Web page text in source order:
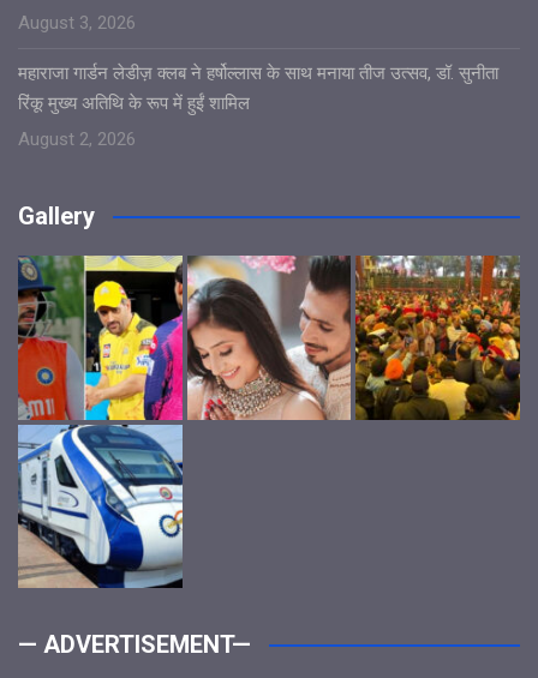
August 3, 2026
महाराजा गार्डन लेडीज़ क्लब ने हर्षोल्लास के साथ मनाया तीज उत्सव, डॉ. सुनीता
रिंकू मुख्य अतिथि के रूप में हुईं शामिल
August 2, 2026
Gallery
— ADVERTISEMENT—